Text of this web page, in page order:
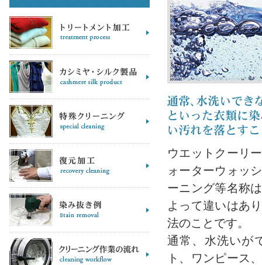
ウエットクーリ
ォーターウォッ
ーニング等名称
よって違いはあ
法のことです。
通常、水洗いが
ト、ワンピース